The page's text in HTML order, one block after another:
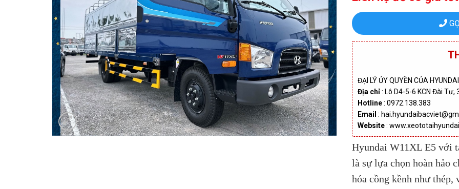
ĐẠI LÝ ỦY QUYỀN CỦA
Địa chỉ: Lô D4-5-6 KCN Đài Tư,
Hotline: 0972.138.383
Email :
Website:
Hyundai W11XL E5 với
là sự lựa chọn hoàn hảo
hóa cồng kềnh như thép,